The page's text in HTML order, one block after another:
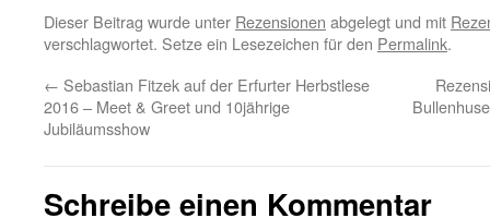
Dieser Beitrag wurde unter Rezensionen abgelegt und mit
verschlagwortet. Setze ein Lesezeichen für den Permalink.
← Sebastian Fitzek auf der Erfurter Herbstlese
2016 – Meet & Greet und 10jährige
Jubiläumsshow
Schreibe einen Kommentar